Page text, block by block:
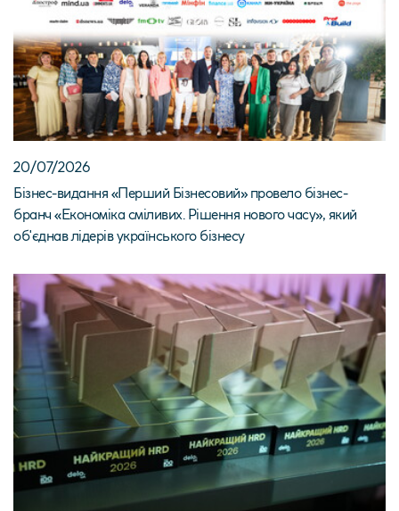
20/07/2026
Бізнес-видання «Перший Бізнесовий» провело бізнес-
бранч «Економіка сміливих. Рішення нового часу», який
об'єднав лідерів українського бізнесу